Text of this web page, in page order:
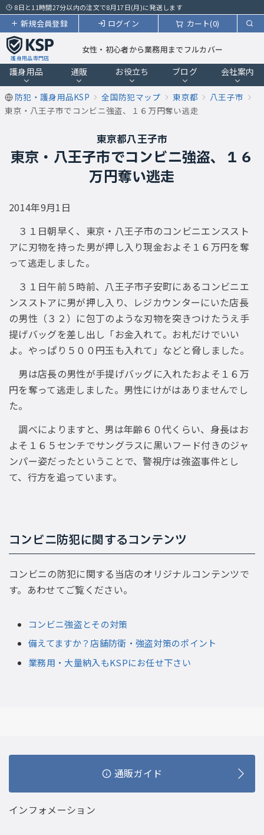
8日と11時間27分以内の注文で8月17日(月)に発送します
カート(0)
ログイン
新規会員登録
護身用品専門店
女性・初心者から業務用までフルカバー
護身用品 通販 お役立ち ブログ 会社案内
防犯・護身用品KSP 全国防犯マップ 東京都
八王子市
東京・八王子市でコンビニ強盗、１６万円奪い逃走
東京都八王子市
東京・八王子市でコンビニ強盗、１６
万円奪い逃走
2014年9月1日
３１日朝早く、東京・八王子市のコンビニエンススト
アに刃物を持った男が押し入り現金およそ１６万円を奪
って逃走しました。
３１日午前５時前、八王子市子安町にあるコンビニエ
ンスストアに男が押し入り、レジカウンターにいた店長
の男性（３２）に包丁のような刃物を突きつけたうえ手
提げバッグを差し出し「お金入れて。お札だけでいい
よ。やっぱり５００円玉も入れて」などと脅しました。
男は店長の男性が手提げバッグに入れたおよそ１６万
円を奪って逃走しました。男性にけがはありませんでし
た。
調べによりますと、男は年齢６０代くらい、身長はお
よそ１６５センチでサングラスに黒いフード付きのジャ
ンパー姿だったということで、警視庁は強盗事件とし
て、行方を追っています。
コンビニ防犯に関するコンテンツ
コンビニの防犯に関する当店のオリジナルコンテンツで
す。あわせてご覧ください。
コンビニ強盗とその対策
備えてますか？店舗防衛・強盗対策のポイント
業務用・大量納入もKSPにお任せ下さい
通販ガイド
インフォメーション